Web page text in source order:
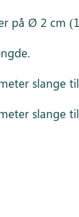
på Ø 2 cm
slange
slange